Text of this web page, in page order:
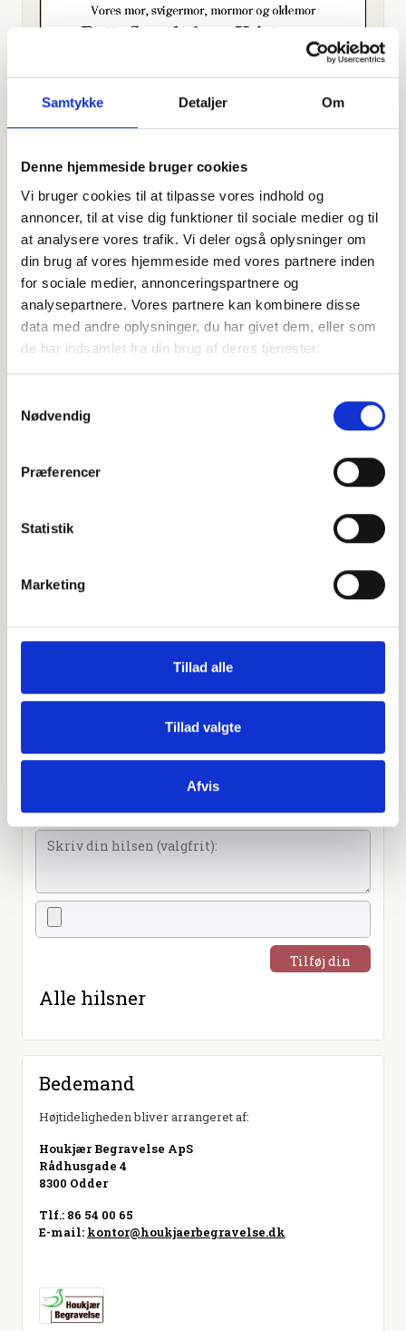
Samtykke Detaljer Om
Denne hjemmeside bruger cookies
Vi bruger cookies til at tilpasse vores indhold og
annoncer, til at vise dig funktioner til sociale medier og til
at analysere vores trafik. Vi deler også oplysninger om
din brug af vores hjemmeside med vores partnere inden
for sociale medier, annonceringspartnere og
analysepartnere. Vores partnere kan kombinere disse
data med andre oplysninger, du har givet dem, eller som
de har indsamlet fra din brug af deres tjenester.
Nødvendig
Præferencer
Statistik
Marketing
Tillad alle
Tillad valgte
Afvis
Højtideligheden
Tirsdagd. 4. juli 2023 kl. 13.30
Læborg Kirke
Læborgvej 5A, 6600 Vejen
Personlig hilsen
dele billeder og video eller blot sende et hjerte eller en
Tænd et lys
Tilføj et hjerte
Tilføj din
Alle hilsner
Bedemand
Højtideligheden bliver arrangeret af:
Houkjær Begravelse ApS
Rådhusgade 4
8300 Odder
Tlf.: 86 54 00 65
E-mail: kontor@houkjaerbegravelse.dk